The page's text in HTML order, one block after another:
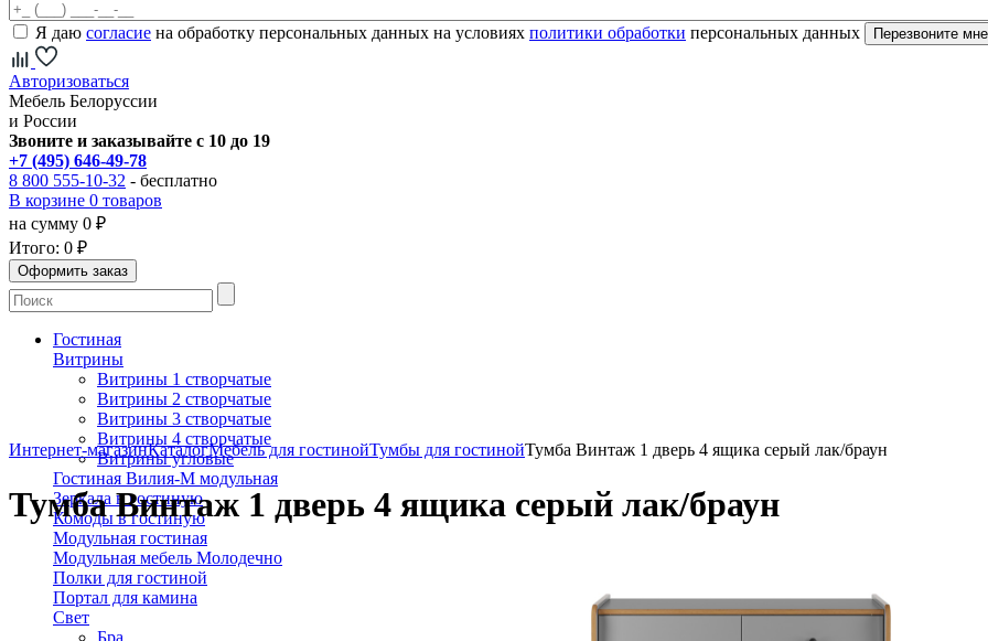
Я даю согласие на обработку персональных данных на условиях политики обработки персональных данных
Авторизоваться
Мебель Белоруссии
и России
Звоните и заказывайте с 10 до 19
+7 (495) 646-49-78
8 800 555-10-32 - бесплатно
В корзине 0 товаров
на сумму 0 ₽
Итого: 0 ₽
Гостиная
Витрины
Витрины 1 створчатые
Витрины 2 створчатые
Витрины 3 створчатые
Витрины 4 створчатые
Витрины угловые
Гостиная Вилия-М модульная
Зеркала в гостиную
Комоды в гостиную
Модульная гостиная
Модульная мебель Молодечно
Полки для гостиной
Портал для камина
Свет
Интернет-магазинКаталогМебель для гостинойТумбы для гостинойТумба Винтаж 1 дверь 4 ящика серый лак/браун
Тумба Винтаж 1 дверь 4 ящика серый лак/браун